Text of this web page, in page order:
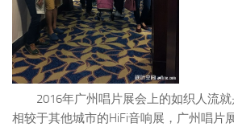
2016年广州唱片展会上的如织人流就
相较于其他城市的HiFi音响展，广州唱片